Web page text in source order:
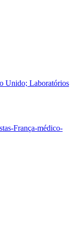
Unido; Laboratórios
França-médico-